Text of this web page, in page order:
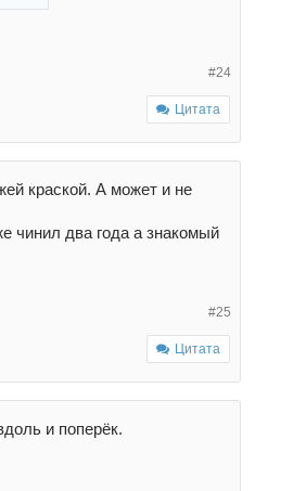
#24
Цитата
краской. А может и не
чинил два года а знакомый
#25
Цитата
и поперёк.